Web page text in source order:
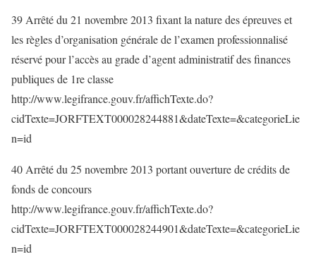
39 Arrêté du 21 novembre 2013 fixant la nature des épreuves et
les règles d’organisation générale de l’examen professionnalisé
réservé pour l’accès au grade d’agent administratif des finances
publiques de 1re classe
http://www.legifrance.gouv.fr/affichTexte.do?
cidTexte=JORFTEXT000028244881&dateTexte=&categorieLie
n=id
40 Arrêté du 25 novembre 2013 portant ouverture de crédits de
fonds de concours
http://www.legifrance.gouv.fr/affichTexte.do?
cidTexte=JORFTEXT000028244901&dateTexte=&categorieLie
n=id